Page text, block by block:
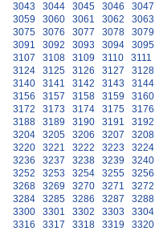
3043
3044 3045 3046 3047
3059
3060 3061 3062 3063
3075
3076 3077 3078 3079
3091
3092 3093 3094 3095
3107
3108 3109 3110 3111
3124
3125 3126 3127 3128
3140
3141 3142 3143 3144
3156
3157 3158 3159 3160
3172
3173 3174 3175 3176
3188
3189 3190 3191 3192
3204
3205 3206 3207 3208
3220
3221 3222 3223 3224
3236
3237 3238 3239 3240
3252
3253 3254 3255 3256
3268
3269 3270 3271 3272
3284
3285 3286 3287 3288
3300
3301 3302 3303 3304
3316
3317 3318 3319 3320